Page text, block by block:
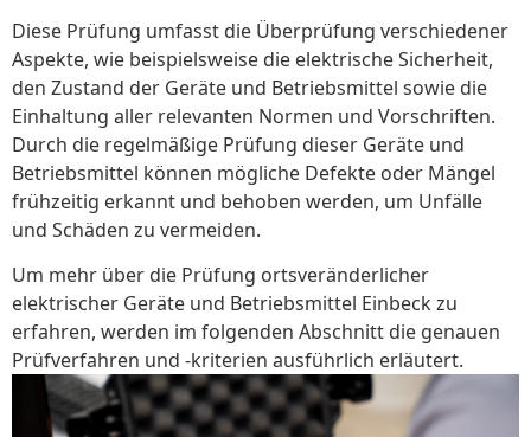
Diese Prüfung umfasst die Überprüfung verschiedener
Aspekte, wie beispielsweise die elektrische Sicherheit,
den Zustand der Geräte und Betriebsmittel sowie die
Einhaltung aller relevanten Normen und Vorschriften.
Durch die regelmäßige Prüfung dieser Geräte und
Betriebsmittel können mögliche Defekte oder Mängel
frühzeitig erkannt und behoben werden, um Unfälle
und Schäden zu vermeiden.
Um mehr über die Prüfung ortsveränderlicher
elektrischer Geräte und Betriebsmittel Einbeck zu
erfahren, werden im folgenden Abschnitt die genauen
Prüfverfahren und -kriterien ausführlich erläutert.